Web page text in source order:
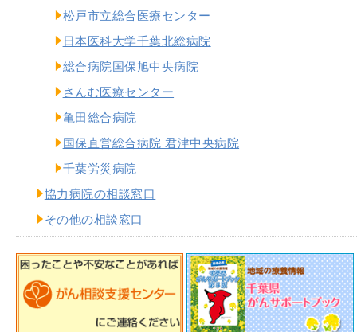
松戸市立総合医療センター
日本医科大学千葉北総病院
総合病院国保旭中央病院
さんむ医療センター
亀田総合病院
国保直営総合病院 君津中央病院
千葉労災病院
協力病院の相談窓口
その他の相談窓口